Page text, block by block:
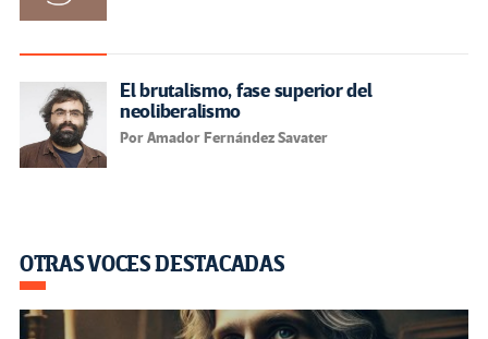
El brutalismo, fase superior del
neoliberalismo
Por Amador Fernández Savater
OTRAS VOCES DESTACADAS